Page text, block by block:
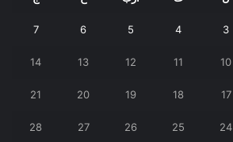
3
4
5
6
7
10
11
12
13
14
17
18
19
20
21
24
25
26
27
28